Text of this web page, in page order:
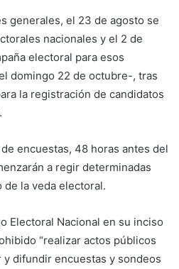
generales, el 23 de agosto se
nacionales y el 2 de
electoral para esos
domingo 22 de octubre-, tras
la registración de candidatos
encuestas, 48 horas antes del
a regir determinadas
la veda electoral.
Electoral Nacional en su inciso
“realizar actos públicos
difundir encuestas y sondeos